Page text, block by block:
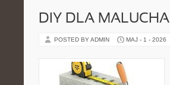
DIY DLA MALUCHA
POSTED BY ADMIN MAJ - 1 - 2026